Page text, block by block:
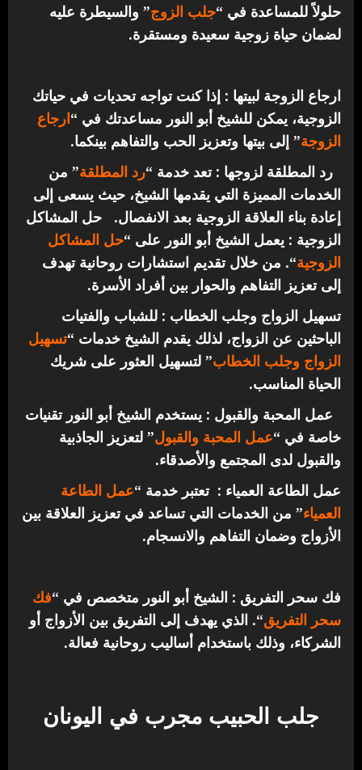
حلولاً للمساعدة في “جلب الزوج” والسيطرة عليه
لضمان حياة زوجية سعيدة ومستقرة.
ارجاع الزوجة لبيتها : إذا كنت تواجه تحديات في حياتك
الزوجية، يمكن للشيخ أبو النور مساعدتك في “ارجاع
الزوجة” إلى بيتها وتعزيز الحب والتفاهم بينكما.
رد المطلقة لزوجها : تعد خدمة “رد المطلقة” من
الخدمات المميزة التي يقدمها الشيخ، حيث يسعى إلى
إعادة بناء العلاقة الزوجية بعد الانفصال.
حل المشاكل
الزوجية : يعمل الشيخ أبو النور على “حل المشاكل
الزوجية“. من خلال تقديم استشارات روحانية تهدف
إلى تعزيز التفاهم والحوار بين أفراد الأسرة.
تسهيل الزواج وجلب الخطاب : للشباب والفتيات
الباحثين عن الزواج، لذلك يقدم الشيخ خدمات “تسهيل
الزواج وجلب الخطاب” لتسهيل العثور على شريك
الحياة المناسب.
عمل المحبة والقبول : يستخدم الشيخ أبو النور تقنيات
خاصة في “عمل المحبة والقبول” لتعزيز الجاذبية
والقبول لدى المجتمع والأصدقاء.
عمل الطاعة العمياء : تعتبر خدمة “عمل الطاعة
العمياء” من الخدمات التي تساعد في تعزيز العلاقة بين
الأزواج وضمان التفاهم والانسجام.
فك سحر التفريق : الشيخ أبو النور متخصص في “فك
سحر التفريق“. الذي يهدف إلى التفريق بين الأزواج أو
الشركاء، وذلك باستخدام أساليب روحانية فعالة.
جلب الحبيب مجرب في اليونان